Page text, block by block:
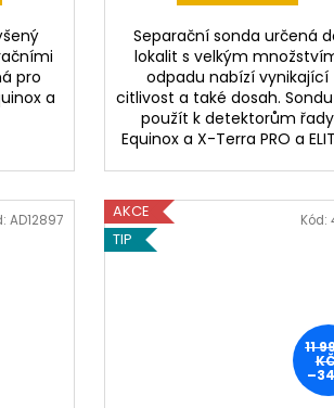
pro
a
Separační sonda určená
lokalit s velkým
odpadu nabízí vynikající
citlivost a také dosah.
použít k detektorům řady
Equinox a X-Terra PRO a
AD12897
AKCE
TIP
11
Kód: